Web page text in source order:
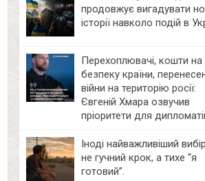
продовжує вигадувати
історії навколо подій в
Перехоплювачі, кошти на
безпеку країни,
війни на територію росії:
Євгеній Хмара озвучив
пріоритети для
Іноді найважливіший
не гучний крок, а тихе “я
готовий”.